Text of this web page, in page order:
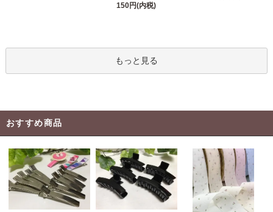
150円(内税)
もっと見る
おすすめ商品